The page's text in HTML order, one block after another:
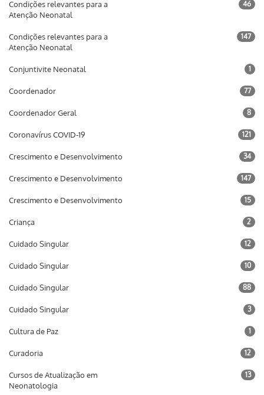
Condições relevantes para a
Atenção Neonatal
46
Condições relevantes para a
Atenção Neonatal
147
Conjuntivite Neonatal 1
Coordenador 77
Coordenador Geral 8
Coronavírus COVID-19 121
Crescimento e Desenvolvimento 34
Crescimento e Desenvolvimento 147
Crescimento e Desenvolvimento 15
Criança 2
Cuidado Singular 12
Cuidado Singular 10
Cuidado Singular 88
Cuidado Singular 3
Cultura de Paz 1
Curadoria 12
Cursos de Atualização em
Neonatologia
13